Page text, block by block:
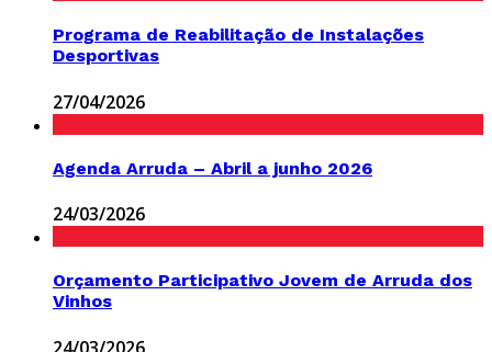
Programa de Reabilitação de Instalações
Desportivas
27/04/2026
Agenda Arruda – Abril a junho 2026
24/03/2026
Orçamento Participativo Jovem de Arruda dos
Vinhos